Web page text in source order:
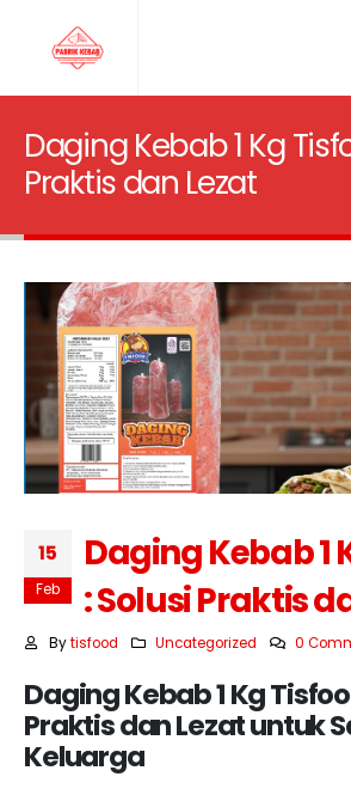
Daging Kebab 1 Kg
Praktis dan Lezat
15
Feb
Daging Kebab 1
: Solusi Praktis
By tisfood Uncategorized 0
Daging Kebab 1 Kg
Praktis dan Lezat untuk
Keluarga